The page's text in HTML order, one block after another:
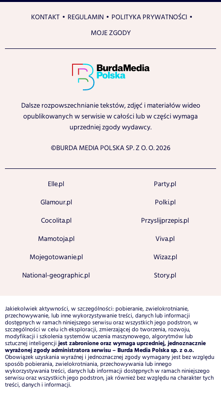
KONTAKT REGULAMIN
POLITYKA PRYWATNOŚCI
MOJE ZGODY
Dalsze rozpowszechnianie tekstów, zdjęć i materiałów wideo
opublikowanych w serwisie w całości lub w części wymaga
uprzedniej zgody wydawcy.
©BURDA MEDIA POLSKA SP. Z O. O. 2026
Elle.pl
Glamour.pl
Cocolita.pl
Mamotoja.pl
Mojegotowanie.pl
National-geographic.pl
Party.pl
Polki.pl
Przyslijprzepis.pl
Viva.pl
Wizaz.pl
Story.pl
Jakiekolwiek aktywności, w szczególności: pobieranie, zwielokrotnianie,
przechowywanie, lub inne wykorzystywanie treści, danych lub informacji
dostępnych w ramach niniejszego serwisu oraz wszystkich jego podstron, w
szczególności w celu ich eksploracji, zmierzającej do tworzenia, rozwoju,
modyfikacji i szkolenia systemów uczenia maszynowego, algorytmów lub
sztucznej inteligencji jest zabronione oraz wymaga uprzedniej, jednoznacznie
wyrażonej zgody administratora serwisu – Burda Media Polska sp. z o.o.
Obowiązek uzyskania wyraźnej i jednoznacznej zgody wymagany jest bez względu
sposób pobierania, zwielokrotniania, przechowywania lub innego
wykorzystywania treści, danych lub informacji dostępnych w ramach niniejszego
serwisu oraz wszystkich jego podstron, jak również bez względu na charakter tych
treści, danych i informacji.